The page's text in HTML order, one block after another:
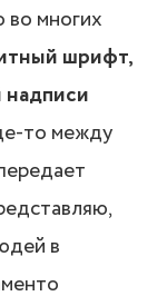
во многих
шрифт,
то между
в